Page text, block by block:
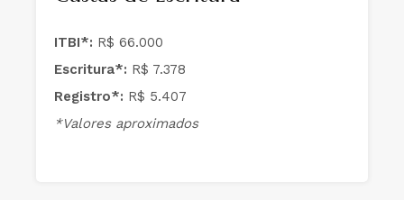
ITBI*: R$ 66.000
Escritura*: R$ 7.378
Registro*: R$ 5.407
*Valores aproximados